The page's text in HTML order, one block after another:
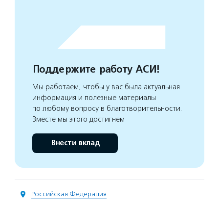
Поддержите работу АСИ!
Мы работаем, чтобы у вас была актуальная
информация и полезные материалы
по любому вопросу в благотворительности.
Вместе мы этого достигнем
Внести вклад
Российская Федерация